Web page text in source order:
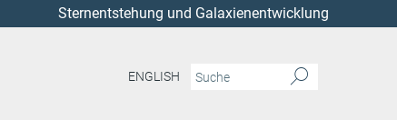
Sternentstehung und Galaxienentwicklung
ENGLISH